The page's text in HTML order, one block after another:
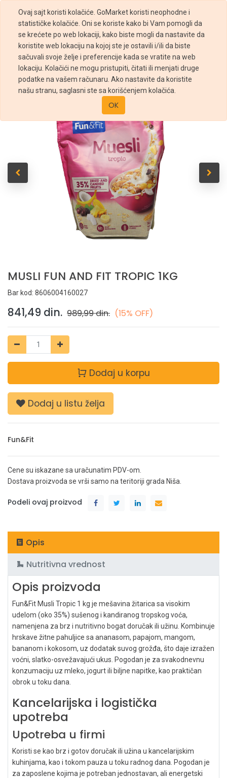
Ovaj sajt koristi kolačiće. GoMarket koristi neophodne i
statističke kolačiće. Oni se koriste kako bi Vam pomogli da
se krećete po web lokaciji, kako biste mogli da nastavite da
koristite web lokaciju na kojoj ste je ostavili i/ili da biste
sačuvali svoje želje i preferencije kada se vratite na web
lokaciju. Kolačići ne mogu pristupiti, čitati ili menjati druge
podatke na vašem računaru. Ako nastavite da koristite
našu stranu, saglasni ste sa korišćenjem kolačića.
OK
Prodavnica MUSLI FUN AND FIT TROPIC 1KG
MUSLI FUN AND FIT TROPIC 1KG
Bar kod: 8606004160027
841,49 din. 989,99din. (15% OFF)
Dodaj u korpu
Dodaj u listu želja
Fun&Fit
Cene su iskazane sa uračunatim PDV-om.
Dostava proizvoda se vrši samo na teritoriji grada Niša.
Podeli ovaj proizvod
Opis
Nutritivna vrednost
Opis proizvoda
Fun&Fit Musli Tropic 1 kg je mešavina žitarica sa visokim
udelom (oko 35%) sušenog i kandiranog tropskog voća,
namenjena za brz i nutritivno bogat doručak ili užinu. Kombinuje
hrskave žitne pahuljice sa ananasom, papajom, mangom,
bananom i kokosom, uz dodatak suvog grožđa, što daje izražen
voćni, slatko-osvežavajući ukus. Pogodan je za svakodnevnu
konzumaciju uz mleko, jogurt ili biljne napitke, kao praktičan
obrok u toku dana.
Kancelarijska i logistička
upotreba
Upotreba u firmi
Koristi se kao brz i gotov doručak ili užina u kancelarijskim
kuhinjama, kao i tokom pauza u toku radnog dana. Pogodan je
za zaposlene kojima je potreban jednostavan, ali energetski